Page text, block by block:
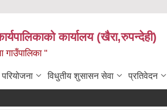
कार्यालय (खैरा,रुपन्देही)
गाउँपालिका "
विधुतीय शुसासन सेवा प्रतिवेदन